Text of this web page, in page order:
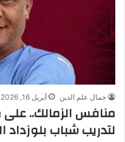
جمال علم الدين أبريل 16, 2026
منافس الزمالك.. على
لتدريب شباب بلوزداد